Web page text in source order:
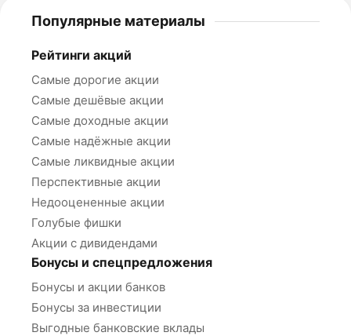
Популярные материалы
Рейтинги акций
Самые дорогие акции
Самые дешёвые акции
Самые доходные акции
Самые надёжные акции
Самые ликвидные акции
Перспективные акции
Недооцененные акции
Голубые фишки
Акции с дивидендами
Бонусы и спецпредложения
Бонусы и акции банков
Бонусы за инвестиции
Выгодные банковские вклады